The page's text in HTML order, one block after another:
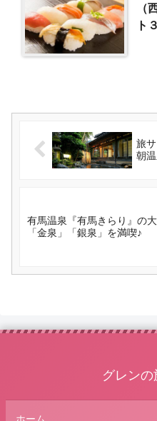
（
ト
旅
朝
有馬温泉『有馬きらり』の
「金泉」「銀泉」を満喫♪
グレンの